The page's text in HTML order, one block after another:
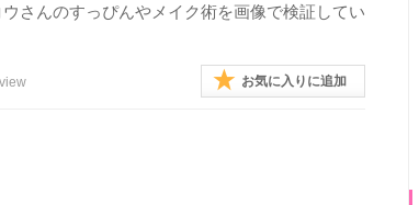
さんのすっぴんやメイク術を画像で検証してい
view お気に入りに追加